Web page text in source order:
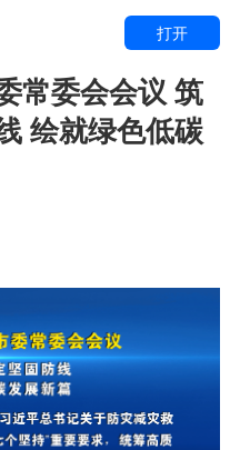
打开
常委会会议 筑
绘就绿色低碳